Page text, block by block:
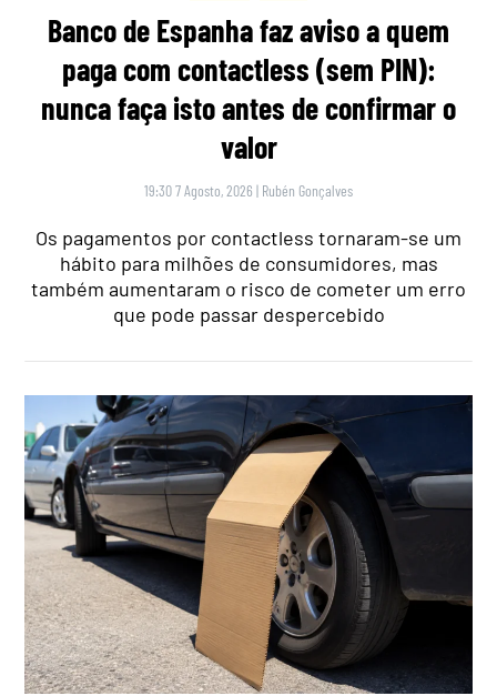
Banco de Espanha faz aviso a quem
paga com contactless (sem PIN):
nunca faça isto antes de confirmar o
valor
19:30 7 Agosto, 2026 | Rubén Gonçalves
Os pagamentos por contactless tornaram-se um
hábito para milhões de consumidores, mas
também aumentaram o risco de cometer um erro
que pode passar despercebido